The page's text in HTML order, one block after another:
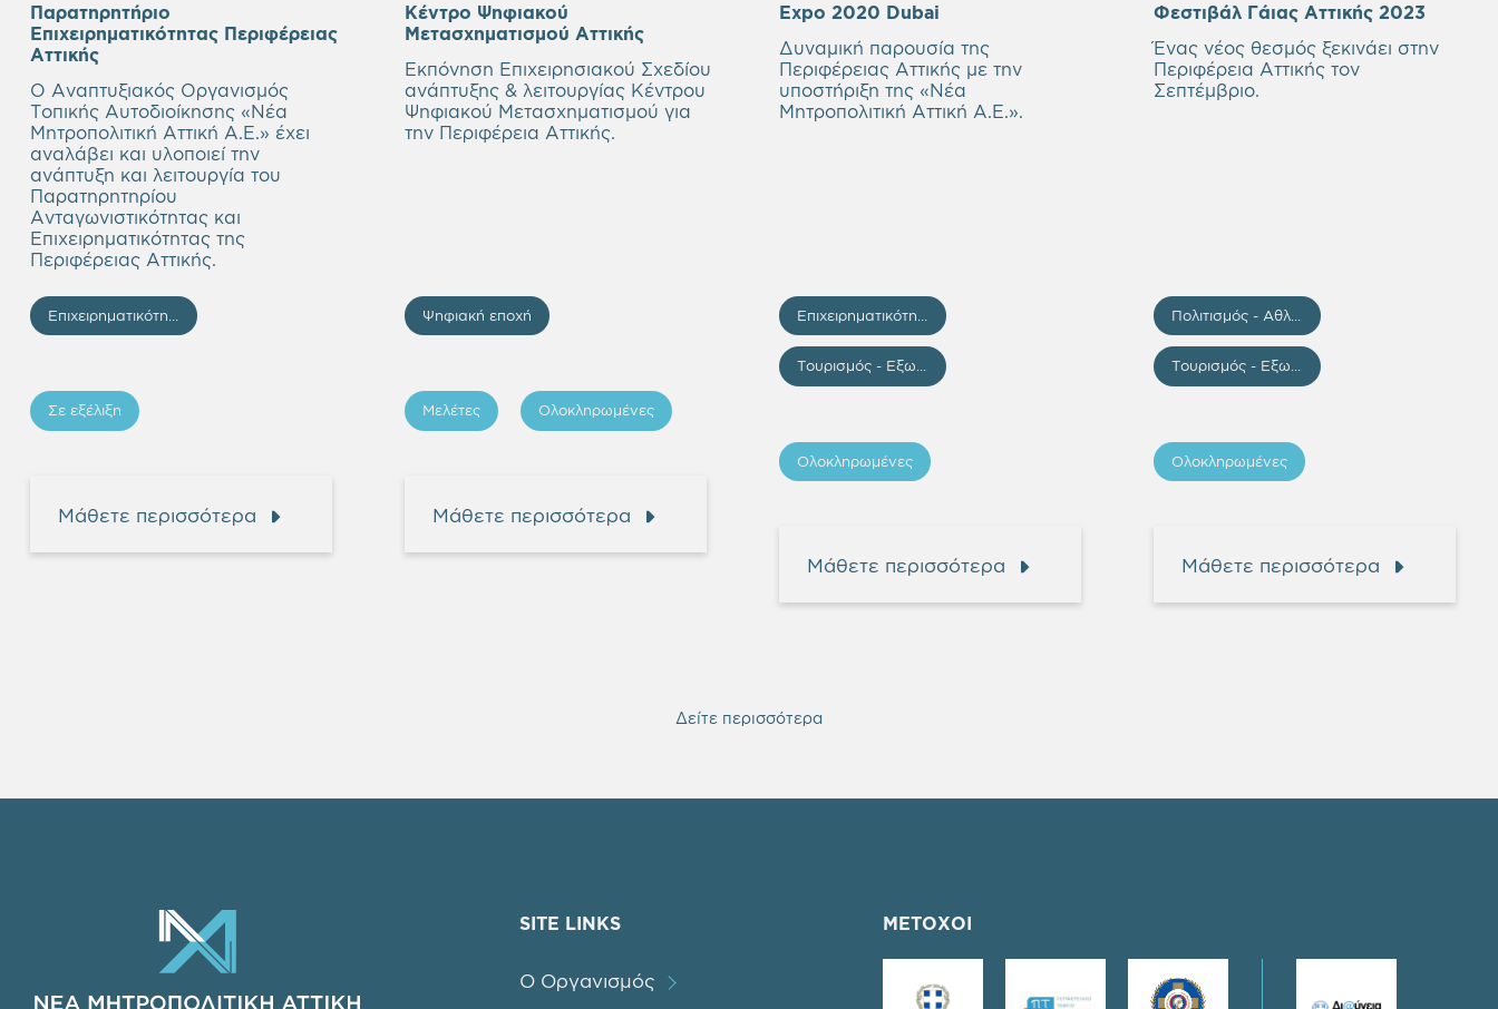
Παρατηρητήριο
Επιχειρηματικότητας Περιφέρειας
Αττικής
Ο Αναπτυξιακός Οργανισμός
Τοπικής Αυτοδιοίκησης «Νέα
Μητροπολιτική Αττική Α.Ε.» έχει
αναλάβει και υλοποιεί την
ανάπτυξη και λειτουργία του
Παρατηρητηρίου
Ανταγωνιστικότητας και
Επιχειρηματικότητας της
Περιφέρειας Αττικής.
Σε εξέλιξη
Μάθετε περισσότερα
Κέντρο Ψηφιακού
Μετασχηματισμού Αττικής
Εκπόνηση Επιχειρησιακού Σχεδίου
ανάπτυξης & λειτουργίας Κέντρου
Ψηφιακού Μετασχηματισμού για
την Περιφέρεια Αττικής.
Ψηφιακή εποχή
Μελέτες Ολοκληρωμένες
Μάθετε περισσότερα
Expo 2020 Dubai
Δυναμική παρουσία της
Περιφέρειας Αττικής με την
υποστήριξη της «Νέα
Μητροπολιτική Αττική A.E.».
Ολοκληρωμένες
Μάθετε περισσότερα
Φεστιβάλ Γάιας Αττικής 2023
Ένας νέος θεσμός ξεκινάει στην
Περιφέρεια Αττικής τον
Σεπτέμβριο.
Ολοκληρωμένες
Μάθετε περισσότερα
Δείτε περισσότερα
SITE LINKS
Ο Οργανισμός
ΜΕΤΟΧΟΙ